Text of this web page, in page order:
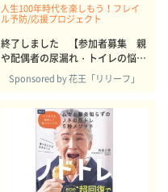
人生100年時代を楽しもう！フレイ
ル予防/応援プロジェクト
終了しました 【参加者募集 親
や配偶者の尿漏れ・トイレの悩み
解決に関する意識調査】
Sponsored by 花王「リリーフ」